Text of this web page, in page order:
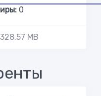
0
MB